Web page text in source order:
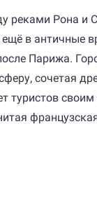
реками Рона и
ещё в
Парижа.
сочетая
туристов